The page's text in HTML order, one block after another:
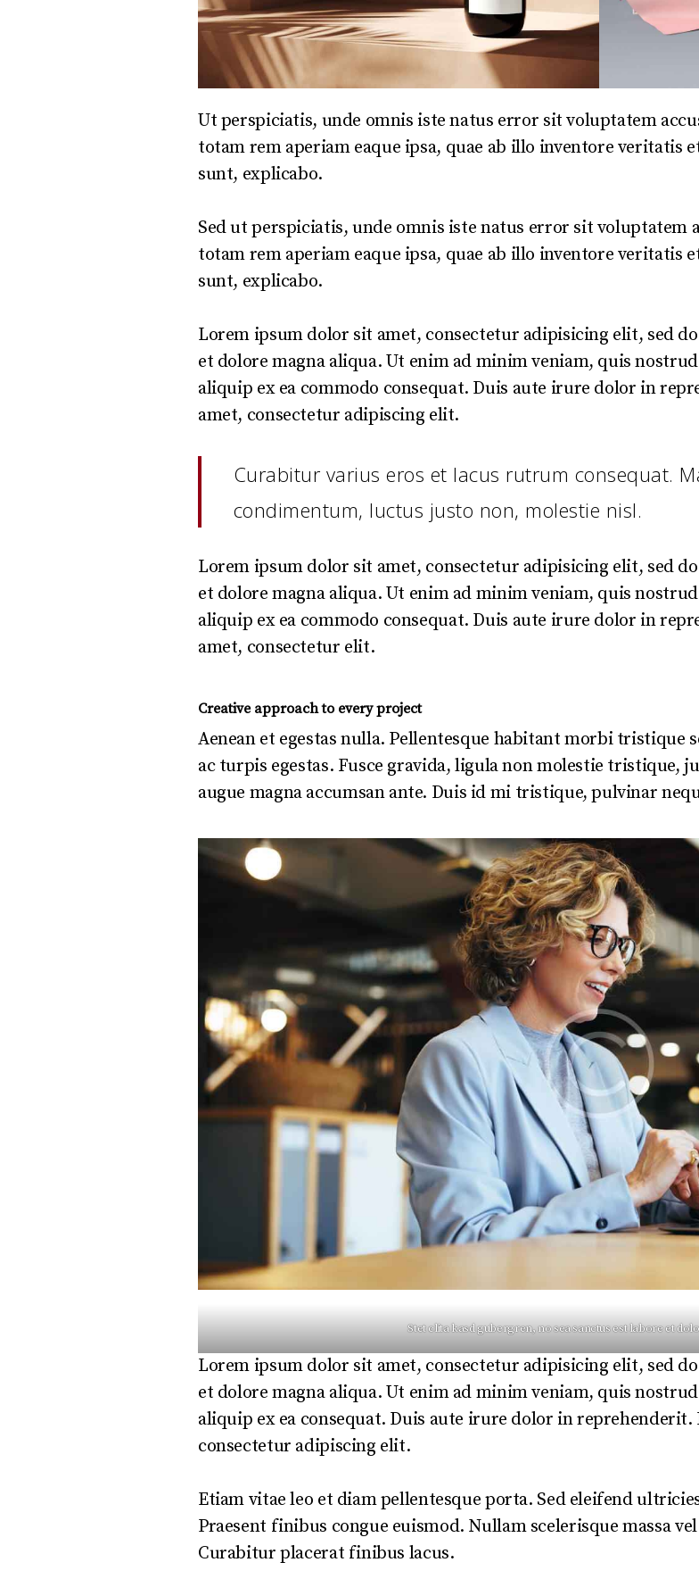
Ut perspiciatis, unde omnis iste natus error sit voluptatem
totam rem aperiam eaque ipsa, quae ab illo inventore veritatis
sunt, explicabo.
Sed ut perspiciatis, unde omnis iste natus error sit
totam rem aperiam eaque ipsa, quae ab illo inventore veritatis
sunt, explicabo.
Lorem ipsum dolor sit amet, consectetur adipisicing elit, sed
et dolore magna aliqua. Ut enim ad minim veniam, quis
aliquip ex ea commodo consequat. Duis aute irure dolor in
amet, consectetur adipiscing elit.
Curabitur varius eros et lacus rutrum consequat.
condimentum, luctus justo non, molestie nisl.
Lorem ipsum dolor sit amet, consectetur adipisicing elit, sed
et dolore magna aliqua. Ut enim ad minim veniam, quis
aliquip ex ea commodo consequat. Duis aute irure dolor in
amet, consectetur elit.
Creative approach to every project
Aenean et egestas nulla. Pellentesque habitant morbi tristique
ac turpis egestas. Fusce gravida, ligula non molestie tristique,
augue magna accumsan ante. Duis id mi tristique, pulvinar
Stet clita kasd gubergren, no sea sanctus est labore et
Lorem ipsum dolor sit amet, consectetur adipisicing elit, sed
et dolore magna aliqua. Ut enim ad minim veniam, quis
aliquip ex ea consequat. Duis aute irure dolor in
consectetur adipiscing elit.
Etiam vitae leo et diam pellentesque porta. Sed eleifend
Praesent finibus congue euismod. Nullam scelerisque massa
Curabitur placerat finibus lacus.